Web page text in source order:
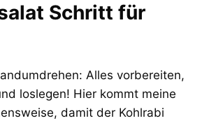
Schritt für
Alles vorbereiten,
loslegen! Hier kommt meine
damit der Kohlrabi